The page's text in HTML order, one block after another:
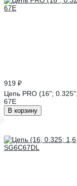
919 ₽
Цепь PRO (16";
67E
В корзину